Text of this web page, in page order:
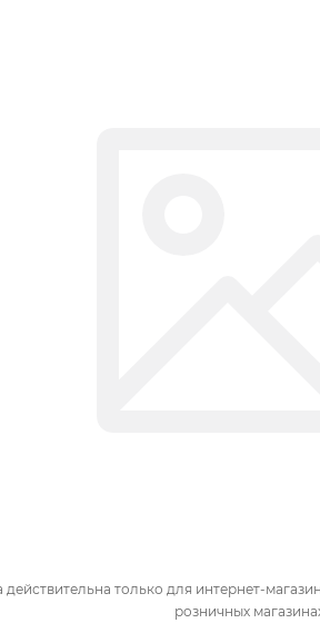
действительна только для интернет-
розничных